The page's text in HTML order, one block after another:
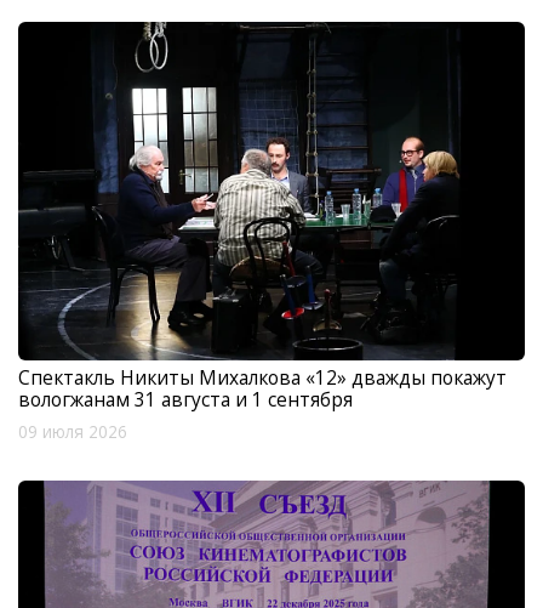
Спектакль Никиты Михалкова «12» дважды покажут
вологжанам 31 августа и 1 сентября
09 июля 2026